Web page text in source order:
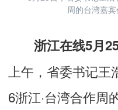
周的台湾嘉
浙江在线5月
上午，省委书记
6浙江·台湾合作周